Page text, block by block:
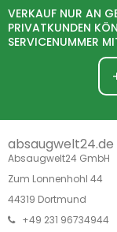
VERKAUF NUR AN
PRIVATKUNDEN
SERVICENUMMER
absaugwelt24.de
Absaugwelt24 GmbH
Zum Lonnenhohl 44
44319 Dortmund
+49 231 96734944